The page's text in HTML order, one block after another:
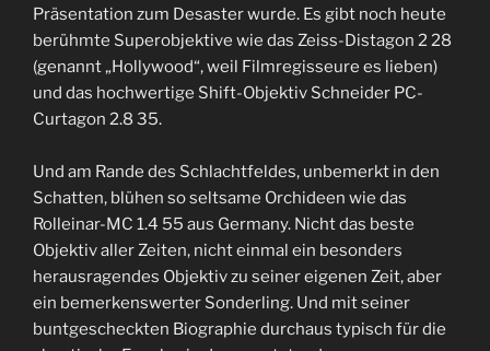
Präsentation zum Desaster wurde. Es gibt noch heute
berühmte Superobjektive wie das Zeiss-Distagon 2 28
(genannt „Hollywood“, weil Filmregisseure es lieben)
und das hochwertige Shift-Objektiv Schneider PC-
Curtagon 2.8 35.
Und am Rande des Schlachtfeldes, unbemerkt in den
Schatten, blühen so seltsame Orchideen wie das
Rolleinar-MC 1.4 55 aus Germany. Nicht das beste
Objektiv aller Zeiten, nicht einmal ein besonders
herausragendes Objektiv zu seiner eigenen Zeit, aber
ein bemerkenswerter Sonderling. Und mit seiner
buntgescheckten Biographie durchaus typisch für die